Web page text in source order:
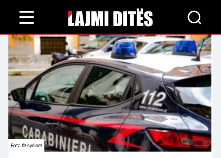
content
Foto © syri.net